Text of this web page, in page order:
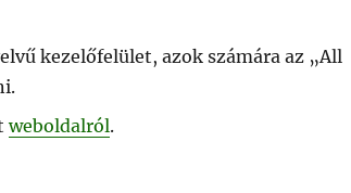
kezelőfelület, azok számára az „All
weboldalról.